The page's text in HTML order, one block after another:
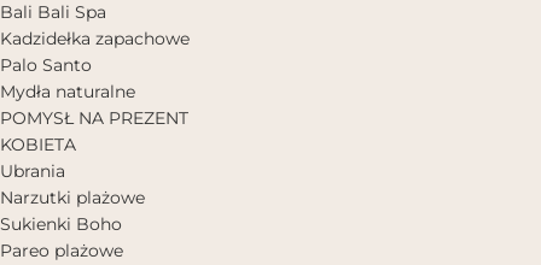
Bali Bali Spa
Kadzidełka zapachowe
Palo Santo
Mydła naturalne
POMYSŁ NA PREZENT
KOBIETA
Ubrania
Narzutki plażowe
Sukienki Boho
Pareo plażowe